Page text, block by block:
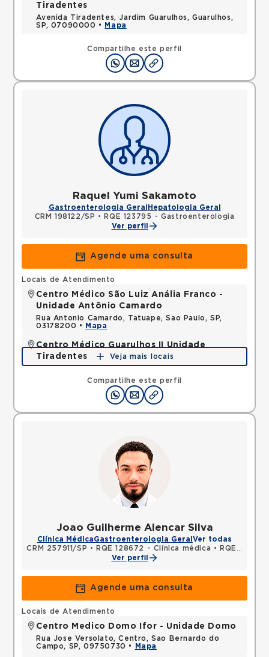
Compartilhe este perfil
Tiradentes
Avenida Tiradentes, Jardim Guarulhos, Guarulhos,
SP, 07090000 •
Mapa
Raquel Yumi Sakamoto
Gastroenterologia Geral Hepatologia Geral
CRM 198122/SP •
RQE 123795 - Gastroenterologia
Ver perfil
Agende uma consulta
Compartilhe este perfil
Locais de Atendimento
Centro Médico São Luiz Anália Franco -
Unidade Antônio Camardo
Rua Antonio Camardo, Tatuape, Sao Paulo, SP,
03178200 •
Mapa
Centro Médico Guarulhos II Unidade
Tiradentes
Avenida Tiradentes, Jardim Guarulhos, Guarulhos,
SP, 07090000 •
Mapa
Veja mais locais
Joao Guilherme Alencar Silva
Clínica MédicaGastroenterologia Geral Ver todas
CRM 257911/SP • RQE 128672 - Clínica médica •
RQE 128673 - Gastroenterologia
Ver perfil
Agende uma consulta
Locais de Atendimento
Centro Medico Domo Ifor - Unidade Domo
Rua Jose Versolato, Centro, Sao Bernardo do
Campo, SP, 09750730 •
Mapa